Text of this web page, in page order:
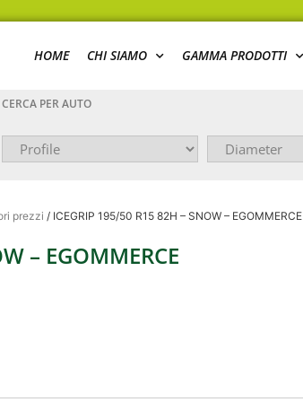
HOME CHI SIAMO GAMMA PRODOTTI
PER AUTO
prezzi / ICEGRIP 195/50 R15 82H – SNOW – EGOMMERCE
– EGOMMERCE